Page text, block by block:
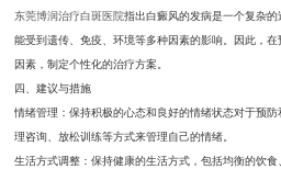
东莞博润治疗白斑医院指出白癜风的发病是一个复杂的
能受到遗传、免疫、环境等多种因素的影响。因此，
因素，制定个性化的治疗方案。
四、建议与措施
情绪管理：保持积极的心态和良好的情绪状态对于预
理咨询、放松训练等方式来管理自己的情绪。
生活方式调整：保持健康的生活方式，包括均衡的饮